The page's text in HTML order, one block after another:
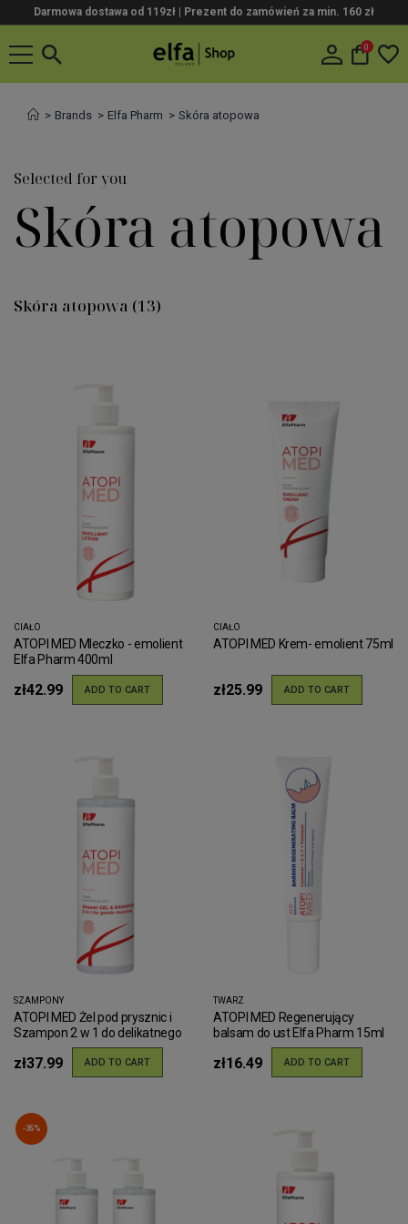
Darmowa dostawa od 119zł | Prezent do zamówień za min. 160 zł
0
Brands Elfa Pharm Skóra atopowa
Selected for you
Skóra atopowa
Skóra atopowa (13)
CIAŁO
ATOPI MED Mleczko - emolient
Elfa Pharm 400ml
zł42.99 ADD TO CART
CIAŁO
ATOPI MED Krem- emolient 75ml
zł25.99 ADD TO CART
SZAMPONY
ATOPI MED Żel pod prysznic i
Szampon 2 w 1 do delikatnego
oczyszczania Elfa Pharm 400ml
zł37.99 ADD TO CART
TWARZ
ATOPI MED Regenerujący
balsam do ust Elfa Pharm 15ml
zł16.49 ADD TO CART
-35%